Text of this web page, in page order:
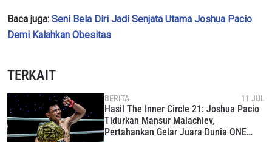
Baca juga: Seni Bela Diri Jadi Senjata Utama Joshua Pacio
Demi Kalahkan Obesitas
TERKAIT
BERITA 11 JUL
Hasil The Inner Circle 21: Joshua Pacio
Tidurkan Mansur Malachiev,
Pertahankan Gelar Juara Dunia ONE